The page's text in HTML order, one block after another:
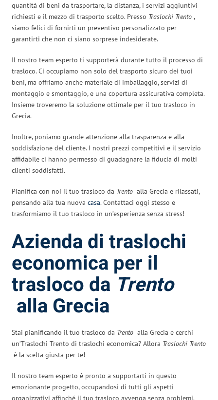
quantità di beni da trasportare, la distanza, i servizi aggiuntivi
richiesti e il mezzo di trasporto scelto. Presso Traslochi Trento ,
siamo felici di fornirti un preventivo personalizzato per
garantirti che non ci siano sorprese indesiderate.
Il nostro team esperto ti supporterà durante tutto il processo di
trasloco. Ci occupiamo non solo del trasporto sicuro dei tuoi
beni, ma offriamo anche materiale di imballaggio, servizi di
montaggio e smontaggio, e una copertura assicurativa completa.
Insieme troveremo la soluzione ottimale per il tuo trasloco in
Grecia.
Inoltre, poniamo grande attenzione alla trasparenza e alla
soddisfazione del cliente. I nostri prezzi competitivi e il servizio
affidabile ci hanno permesso di guadagnare la fiducia di molti
clienti soddisfatti.
Pianifica con noi il tuo trasloco da Trento alla Grecia e rilassati,
pensando alla tua nuova casa. Contattaci oggi stesso e
trasformiamo il tuo trasloco in un’esperienza senza stress!
Azienda di traslochi
economica per il
trasloco da Trento
alla Grecia
Stai pianificando il tuo trasloco da Trento alla Grecia e cerchi
un’Traslochi Trento di traslochi economica? Allora Traslochi Trento
è la scelta giusta per te!
Il nostro team esperto è pronto a supportarti in questo
emozionante progetto, occupandosi di tutti gli aspetti
organizzativi affinché il tuo trasloco avvenga senza problemi.